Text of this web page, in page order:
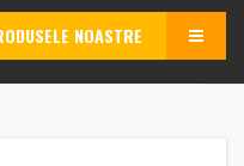
NOASTRE MENU